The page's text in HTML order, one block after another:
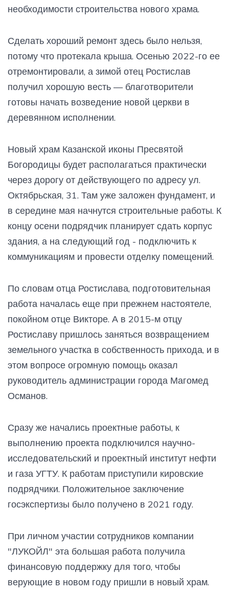
необходимости строительства нового храма.
Сделать хороший ремонт здесь было нельзя,
потому что протекала крыша. Осенью 2022-го ее
отремонтировали, а зимой отец Ростислав
получил хорошую весть — благотворители
готовы начать возведение новой церкви в
деревянном исполнении.
Новый храм Казанской иконы Пресвятой
Богородицы будет располагаться практически
через дорогу от действующего по адресу ул.
Октябрьская, 31. Там уже заложен фундамент, и
в середине мая начнутся строительные работы. К
концу осени подрядчик планирует сдать корпус
здания, а на следующий год - подключить к
коммуникациям и провести отделку помещений.
По словам отца Ростислава, подготовительная
работа началась еще при прежнем настоятеле,
покойном отце Викторе. А в 2015-м отцу
Ростиславу пришлось заняться возвращением
земельного участка в собственность прихода, и в
этом вопросе огромную помощь оказал
руководитель администрации города Магомед
Османов.
Сразу же начались проектные работы, к
выполнению проекта подключился научно-
исследовательский и проектный институт нефти
и газа УГТУ. К работам приступили кировские
подрядчики. Положительное заключение
госэкспертизы было получено в 2021 году.
При личном участии сотрудников компании
"ЛУКОЙЛ" эта большая работа получила
финансовую поддержку для того, чтобы
верующие в новом году пришли в новый храм.